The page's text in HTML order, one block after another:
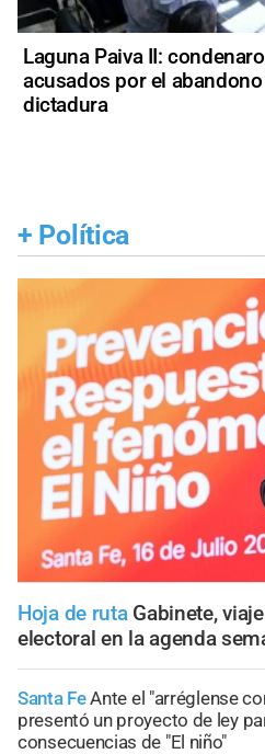
Laguna Paiva II:
acusados por el
dictadura
+ Política
Hoja de ruta Gabinete,
electoral en la agenda
Santa FeAnte el "arréglense
presentó un proyecto de ley
consecuencias de "El niño"